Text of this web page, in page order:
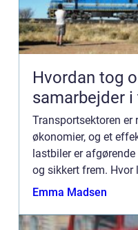
Hvordan tog
samarbejder
Transportsektoren er
økonomier, og et
lastbiler er
og sikkert frem.
og levering direkte til
Emma Madsen